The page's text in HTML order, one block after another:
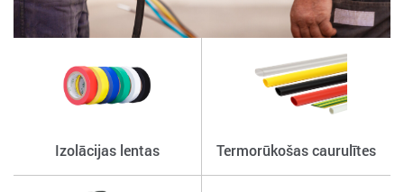
Izolācijas lentas Termorūkošas caurulītes